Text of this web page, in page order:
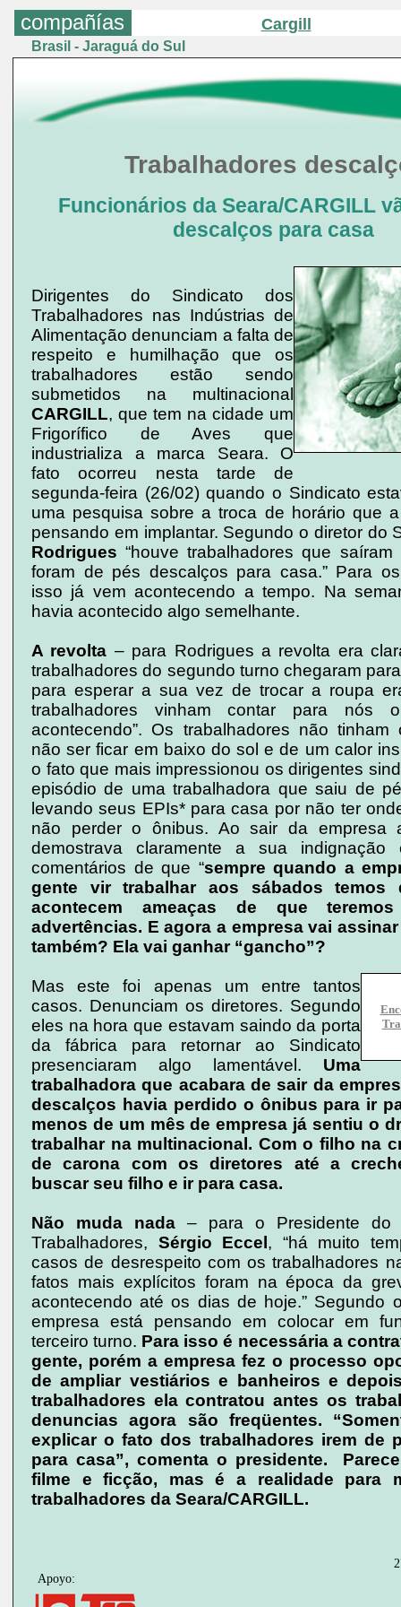
compañías Cargill
Brasil - Jaraguá do Sul
Trabalhadores
Funcionários da Seara/CARGILL
descalços para casa
Dirigentes do Sindicato dos
Trabalhadores nas Indústrias de
Alimentação denunciam a falta de
respeito e humilhação que os
trabalhadores estão sendo
submetidos na multinacional
CARGILL, que tem na cidade um
Frigorífico de Aves que
industrializa a marca Seara. O
fato ocorreu nesta tarde de
segunda-feira (26/02) quando o Sindicato
uma pesquisa sobre a troca de horário que
pensando em implantar. Segundo o diretor do
Rodrigues “houve trabalhadores que
foram de pés descalços para casa.” Para
isso já vem acontecendo a tempo. Na
havia acontecido algo semelhante.
A revolta – para Rodrigues a revolta era
trabalhadores do segundo turno chegaram
para esperar a sua vez de trocar a roupa
trabalhadores vinham contar para nós
acontecendo”. Os trabalhadores não
não ser ficar em baixo do sol e de um calor
o fato que mais impressionou os dirigentes
episódio de uma trabalhadora que saiu de
levando seus EPIs* para casa por não ter
não perder o ônibus. Ao sair da empresa
demostrava claramente a sua
comentários de que “sempre quando a
gente vir trabalhar aos sábados temos
acontecem ameaças de que
advertências. E agora a empresa vai
também? Ela vai ganhar “gancho”?
Mas este foi apenas um entre tantos
casos. Denunciam os diretores. Segundo
eles na hora que estavam saindo da porta
da fábrica para retornar ao Sindicato
presenciaram algo lamentável. Uma
trabalhadora que acabara de sair da
descalços havia perdido o ônibus para ir
menos de um mês de empresa já sentiu o
trabalhar na multinacional. Com o filho na
de carona com os diretores até a
buscar seu filho e ir para casa.
Não muda nada – para o Presidente do
Trabalhadores, Sérgio Eccel , “há muito
casos de desrespeito com os trabalhadores
fatos mais explícitos foram na época da
acontecendo até os dias de hoje.” Segundo
empresa está pensando em colocar em
terceiro turno. Para isso é necessária a
gente, porém a empresa fez o processo
de ampliar vestiários e banheiros e
trabalhadores ela contratou antes os
denuncias agora são freqüentes.
explicar o fato dos trabalhadores irem de
para casa”, comenta o presidente.
filme e ficção, mas é a realidade para
trabalhadores da Seara/CARGILL.
Apoyo: